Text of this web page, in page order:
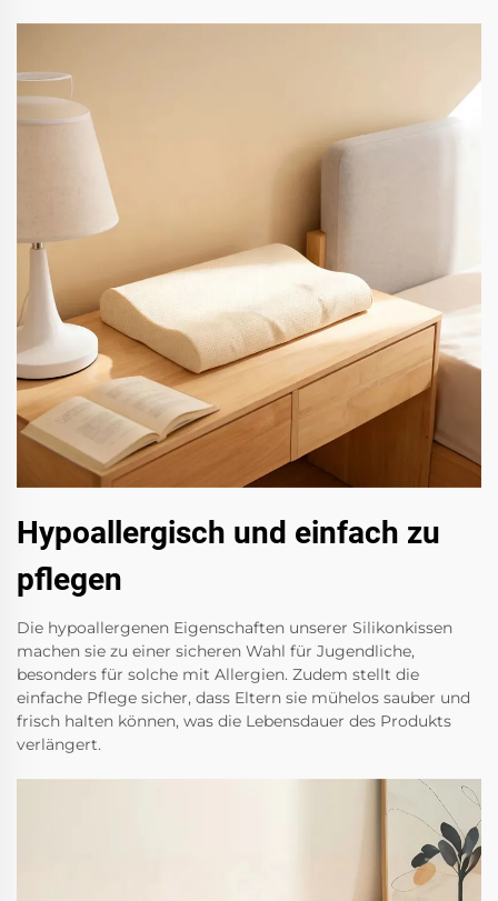
Hypoallergisch und einfach zu
pflegen
Die hypoallergenen Eigenschaften unserer Silikonkissen
machen sie zu einer sicheren Wahl für Jugendliche,
besonders für solche mit Allergien. Zudem stellt die
einfache Pflege sicher, dass Eltern sie mühelos sauber und
frisch halten können, was die Lebensdauer des Produkts
verlängert.